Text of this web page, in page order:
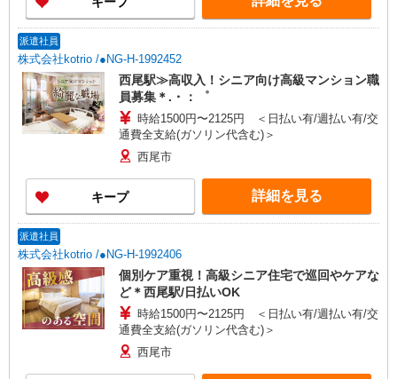
派遣社員
株式会社kotrio /●NG-H-1992452
西尾駅≫高収入！シニア向け高級マンション職
員募集＊.・：゜
時給1500円〜2125円 ＜日払い有/週払い有/交
通費全支給(ガソリン代含む)＞
西尾市
キープ 詳細を見る
派遣社員
株式会社kotrio /●NG-H-1992406
個別ケア重視！高級シニア住宅で巡回やケアな
ど＊西尾駅/日払いOK
時給1500円〜2125円 ＜日払い有/週払い有/交
通費全支給(ガソリン代含む)＞
西尾市